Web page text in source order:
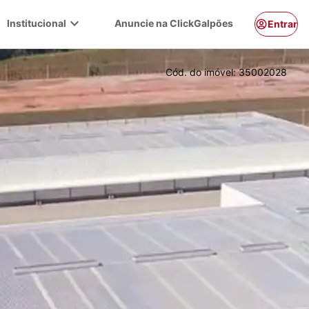
Institucional expand_more Anuncie na ClickGalpões Entrar
Cód. do imóvel: 35002028